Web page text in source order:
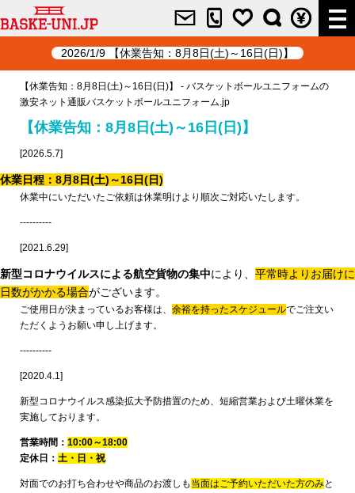
2026/1/9 【休業告知：8月8日(土)～16日(日)】
【休業告知：8月8日(土)～16日(日)】 - バスケットボールユニフォームの
激安ネット通販バスケットボールユニフォーム.jp
【休業告知：8月8日(土)～16日(日)】
[2026.5.7]
休業日程：8月8日(土)～16日(日)
休業中にいただいたご依頼は休業明けより順次ご対応いたします。
----------
[2021.6.29]
新型コロナウイルスによる航空貨物の集中により、 平常時よりお届けに
日数がかかる場合がございます。
ご使用日が決まっているお客様は、余裕を持ったスケジュールでご注文い
ただくようお願い申し上げます。
----------
[2020.4.1]
新型コロナウイルス感染拡大予防措置のため、短縮営業および土曜休業を
実施しております。
営業時間：10:00～18:00
定休日：土・日・祝
対面でのお打ち合わせや商品のお渡しも 当面はご予約いただいた方のみと